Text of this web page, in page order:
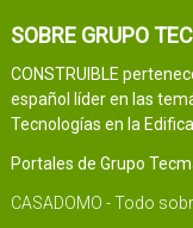
SOBRE GRUPO
CONSTRUIBLE
español líder en las
Tecnologías en la
Portales de Grupo
CASADOMO - Todo